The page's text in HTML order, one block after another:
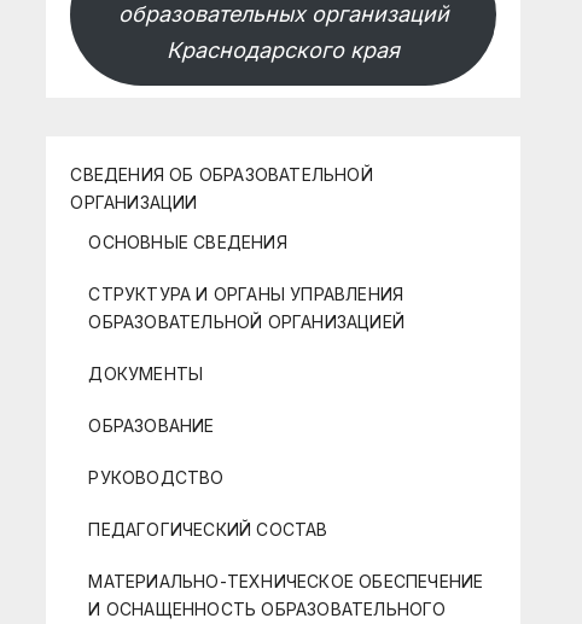
образовательных организаций
Краснодарского края
СВЕДЕНИЯ ОБ ОБРАЗОВАТЕЛЬНОЙ
ОРГАНИЗАЦИИ
ОСНОВНЫЕ СВЕДЕНИЯ
СТРУКТУРА И ОРГАНЫ УПРАВЛЕНИЯ
ОБРАЗОВАТЕЛЬНОЙ ОРГАНИЗАЦИЕЙ
ДОКУМЕНТЫ
ОБРАЗОВАНИЕ
РУКОВОДСТВО
ПЕДАГОГИЧЕСКИЙ СОСТАВ
МАТЕРИАЛЬНО-ТЕХНИЧЕСКОЕ ОБЕСПЕЧЕНИЕ
И ОСНАЩЕННОСТЬ ОБРАЗОВАТЕЛЬНОГО